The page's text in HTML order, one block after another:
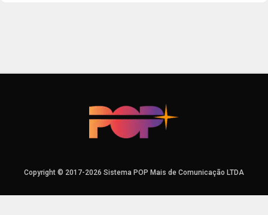
Copyright © 2017-2026 Sistema POP Mais de Comunicação LTDA